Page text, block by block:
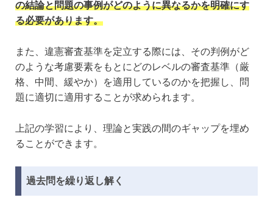
の結論と問題の事例がどのように異なるかを明確にす
る必要があります。
また、違憲審査基準を定立する際には、その判例がど
のような考慮要素をもとにどのレベルの審査基準（厳
格、中間、緩やか）を適用しているのかを把握し、問
題に適切に適用することが求められます。
上記の学習により、理論と実践の間のギャップを埋め
ることができます。
過去問を繰り返し解く